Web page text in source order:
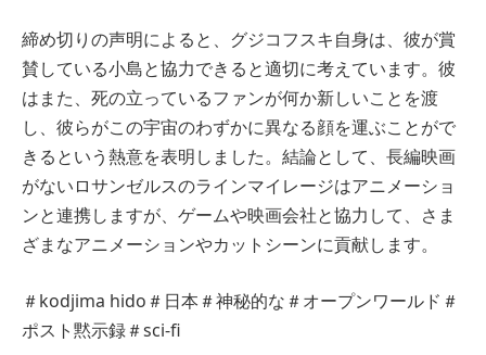
締め切りの声明によると、グジコフスキ自身は、彼が賞
賛している小島と協力できると適切に考えています。彼
はまた、死の立っているファンが何か新しいことを渡
し、彼らがこの宇宙のわずかに異なる顔を運ぶことがで
きるという熱意を表明しました。結論として、長編映画
がないロサンゼルスのラインマイレージはアニメーショ
ンと連携しますが、ゲームや映画会社と協力して、さま
ざまなアニメーションやカットシーンに貢献します。
＃kodjima hido＃日本＃神秘的な＃オープンワールド＃
ポスト黙示録＃sci-fi